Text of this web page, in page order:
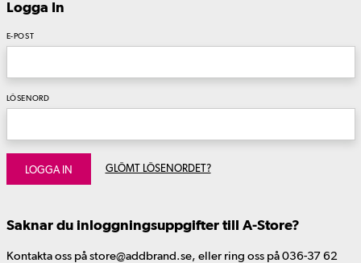
Logga In
E-POST
LÖSENORD
LOGGA IN GLÖMT LÖSENORDET?
Saknar du inloggningsuppgifter till A-Store?
Kontakta oss på store@addbrand.se, eller ring oss på 036-37 62